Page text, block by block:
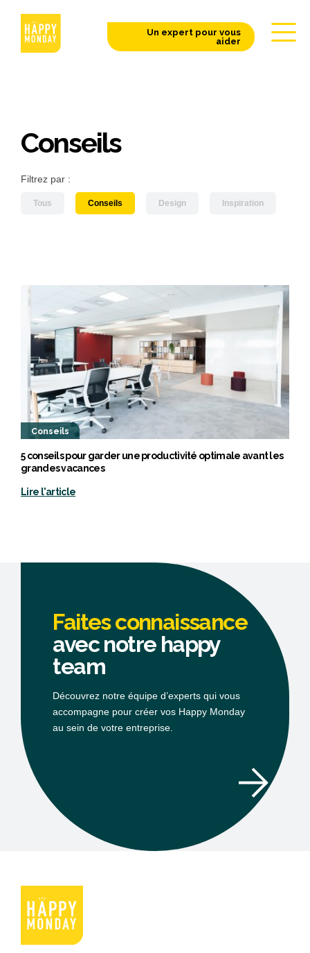
Un expert pour vous
aider
Conseils
Filtrez par :
Tous Conseils Design Inspiration
Conseils
5 conseils pour garder une productivité optimale avant les
grandes vacances
Lire l'article
Faites connaissance
avec notre happy
team
Découvrez notre équipe d’experts qui vous
accompagne pour créer vos Happy Monday
au sein de votre entreprise.